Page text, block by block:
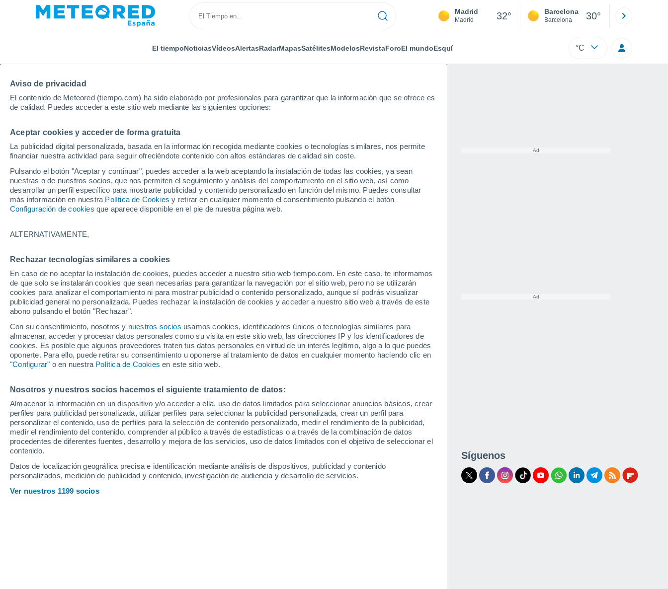
Aviso de privacidad
El contenido de Meteored (tiempo.com) ha sido elaborado por profesionales para garantizar que la información que se ofrece es
de calidad. Puedes acceder a este sitio web mediante las siguientes opciones:
Aceptar cookies y acceder de forma gratuita
La publicidad digital personalizada, basada en la información recogida mediante cookies o tecnologías similares, nos permite
financiar nuestra actividad para seguir ofreciéndote contenido con altos estándares de calidad sin coste.
Pulsando el botón "Aceptar y continuar", puedes acceder a la web aceptando la instalación de todas las cookies, ya sean
nuestras o de nuestros socios, que nos permiten el seguimiento y análisis del comportamiento en el sitio web, así como
desarrollar un perfil específico para mostrarte publicidad y contenido personalizado en función del mismo. Puedes consultar
más información en nuestra Política de Cookies y retirar en cualquier momento el consentimiento pulsando el botón
Configuración de cookies que aparece disponible en el pie de nuestra página web.
ALTERNATIVAMENTE,
Rechazar tecnologías similares a cookies
En caso de no aceptar la instalación de cookies, puedes acceder a nuestro sitio web tiempo.com. En este caso, te informamos
de que solo se instalarán cookies que sean necesarias para garantizar la navegación por el sitio web, pero no se utilizarán
cookies para analizar el comportamiento ni para mostrar publicidad o contenido personalizado, aunque sí podrás visualizar
publicidad general no personalizada. Puedes rechazar la instalación de cookies y acceder a nuestro sitio web a través de este
abono pulsando el botón "Rechazar".
Con su consentimiento, nosotros y nuestros socios usamos cookies, identificadores únicos o tecnologías similares para
almacenar, acceder y procesar datos personales como su visita en este sitio web, las direcciones IP y los identificadores de
cookies. Es posible que algunos proveedores traten tus datos personales en virtud de un interés legítimo, algo a lo que puedes
oponerte. Para ello, puede retirar su consentimiento u oponerse al tratamiento de datos en cualquier momento haciendo clic en
"Configurar" o en nuestra Política de Cookies en este sitio web.
Nosotros y nuestros socios hacemos el siguiente tratamiento de datos:
Almacenar la información en un dispositivo y/o acceder a ella, uso de datos limitados para seleccionar anuncios básicos, crear
perfiles para publicidad personalizada, utilizar perfiles para seleccionar la publicidad personalizada, crear un perfil para
personalizar el contenido, uso de perfiles para la selección de contenido personalizado, medir el rendimiento de la publicidad,
medir el rendimiento del contenido, comprender al público a través de estadísticas o a través de la combinación de datos
procedentes de diferentes fuentes, desarrollo y mejora de los servicios, uso de datos limitados con el objetivo de seleccionar el
contenido.
Datos de localización geográfica precisa e identificación mediante análisis de dispositivos, publicidad y contenido
personalizados, medición de publicidad y contenido, investigación de audiencia y desarrollo de servicios.
Ver nuestros 1199 socios
Madrid
Madrid 32° Barcelona
Barcelona 30°
El tiempoNoticiasVídeosAlertasRadarMapasSatélitesModelosRevistaForoEl mundoEsquí °C
Inicio Honduras
El Tiempo en Honduras. Predicción a 14 días
Hoy, 8 agosto Todo el día Símbolo
29°
20°
Nueva
33°
31°
27°
Puerto
30°
20°
27°
Roatán
La Ceiba
30°
19°
Tegucigalpa
33°
24°
San Pedro
Sula
38°
Choluteca
14°
La
Esperanza
34°
Yoro
Departamentos de Honduras
Síguenos